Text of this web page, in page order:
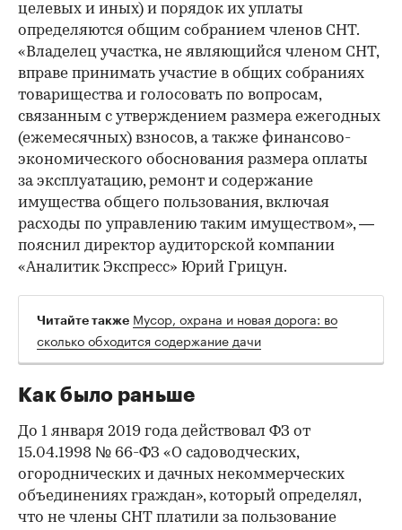
целевых и иных) и порядок их уплаты
определяются общим собранием членов СНТ.
«Владелец участка, не являющийся членом СНТ,
вправе принимать участие в общих собраниях
товарищества и голосовать по вопросам,
связанным с утверждением размера ежегодных
(ежемесячных) взносов, а также финансово-
экономического обоснования размера оплаты
за эксплуатацию, ремонт и содержание
имущества общего пользования, включая
расходы по управлению таким имуществом», —
пояснил директор аудиторской компании
«Аналитик Экспресс» Юрий Грицун.
Читайте также Мусор, охрана и новая дорога: во
сколько обходится содержание дачи
Как было раньше
До 1 января 2019 года действовал ФЗ от
15.04.1998 № 66-ФЗ «О садоводческих,
огороднических и дачных некоммерческих
объединениях граждан», который определял,
что не члены СНТ платили за пользование